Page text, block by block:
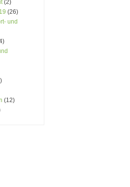
(2)
(26)
und
(12)